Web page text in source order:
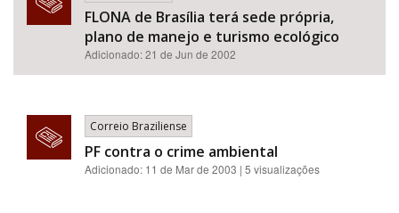
FLONA de Brasília terá sede própria,
plano de manejo e turismo ecológico
Adicionado: 21 de Jun de 2002
Correio Braziliense
PF contra o crime ambiental
Adicionado: 11 de Mar de 2003 | 5 visualizações